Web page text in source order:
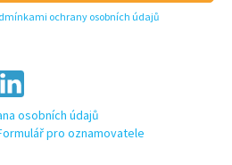
ochrany osobních údajů
osobních údajů
pro oznamovatele